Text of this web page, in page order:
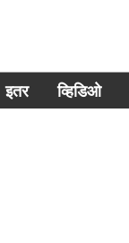
इतर व्हिडिओ